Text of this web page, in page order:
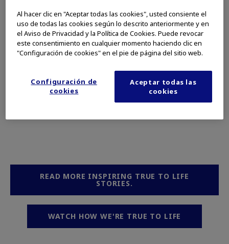
ALL HEALTH CORPORATE
READ MORE INSPIRING TRUE TO LIFE
STORIES.
WATCH HOW WE'RE TRUE TO LIFE
Al hacer clic en "Aceptar todas las cookies", usted consiente el
uso de todas las cookies según lo descrito anteriormente y en
el Aviso de Privacidad y la Política de Cookies. Puede revocar
este consentimiento en cualquier momento haciendo clic en
"Configuración de cookies" en el pie de página del sitio web.
Configuración de
cookies
Aceptar todas las
cookies